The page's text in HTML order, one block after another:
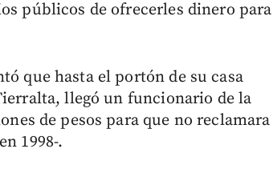
públicos de ofrecerles dinero para
que hasta el portón de su casa
llegó un funcionario de la
de pesos para que no reclamara
1998-.